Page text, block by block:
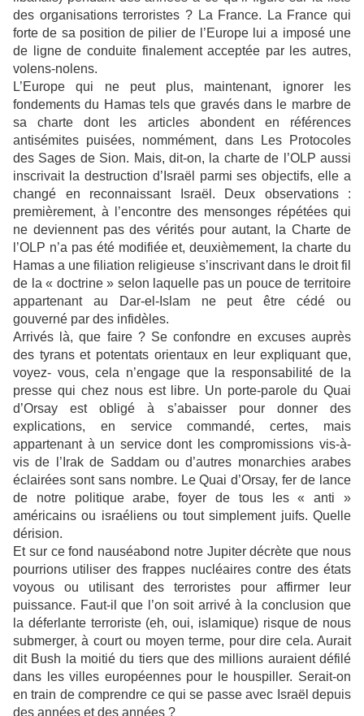
des organisations terroristes ? La France. La France qui
forte de sa position de pilier de l’Europe lui a imposé une
de ligne de conduite finalement acceptée par les autres,
volens-nolens.
L’Europe qui ne peut plus, maintenant, ignorer les
fondements du Hamas tels que gravés dans le marbre de
sa charte dont les articles abondent en références
antisémites puisées, nommément, dans Les Protocoles
des Sages de Sion. Mais, dit-on, la charte de l’OLP aussi
inscrivait la destruction d’Israël parmi ses objectifs, elle a
changé en reconnaissant Israël. Deux observations :
premièrement, à l’encontre des mensonges répétées qui
ne deviennent pas des vérités pour autant, la Charte de
l’OLP n’a pas été modifiée et, deuxièmement, la charte du
Hamas a une filiation religieuse s’inscrivant dans le droit fil
de la « doctrine » selon laquelle pas un pouce de territoire
appartenant au Dar-el-Islam ne peut être cédé ou
gouverné par des infidèles.
Arrivés là, que faire ? Se confondre en excuses auprès
des tyrans et potentats orientaux en leur expliquant que,
voyez- vous, cela n’engage que la responsabilité de la
presse qui chez nous est libre. Un porte-parole du Quai
d’Orsay est obligé à s’abaisser pour donner des
explications, en service commandé, certes, mais
appartenant à un service dont les compromissions vis-à-
vis de l’Irak de Saddam ou d’autres monarchies arabes
éclairées sont sans nombre. Le Quai d’Orsay, fer de lance
de notre politique arabe, foyer de tous les « anti »
américains ou israéliens ou tout simplement juifs. Quelle
dérision.
Et sur ce fond nauséabond notre Jupiter décrète que nous
pourrions utiliser des frappes nucléaires contre des états
voyous ou utilisant des terroristes pour affirmer leur
puissance. Faut-il que l’on soit arrivé à la conclusion que
la déferlante terroriste (eh, oui, islamique) risque de nous
submerger, à court ou moyen terme, pour dire cela. Aurait
dit Bush la moitié du tiers que des millions auraient défilé
dans les villes européennes pour le houspiller. Serait-on
en train de comprendre ce qui se passe avec Israël depuis
des années et des années ?